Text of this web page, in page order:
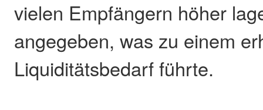
vielen Empfängern höher
angegeben, was zu einem
Liquiditätsbedarf führte.